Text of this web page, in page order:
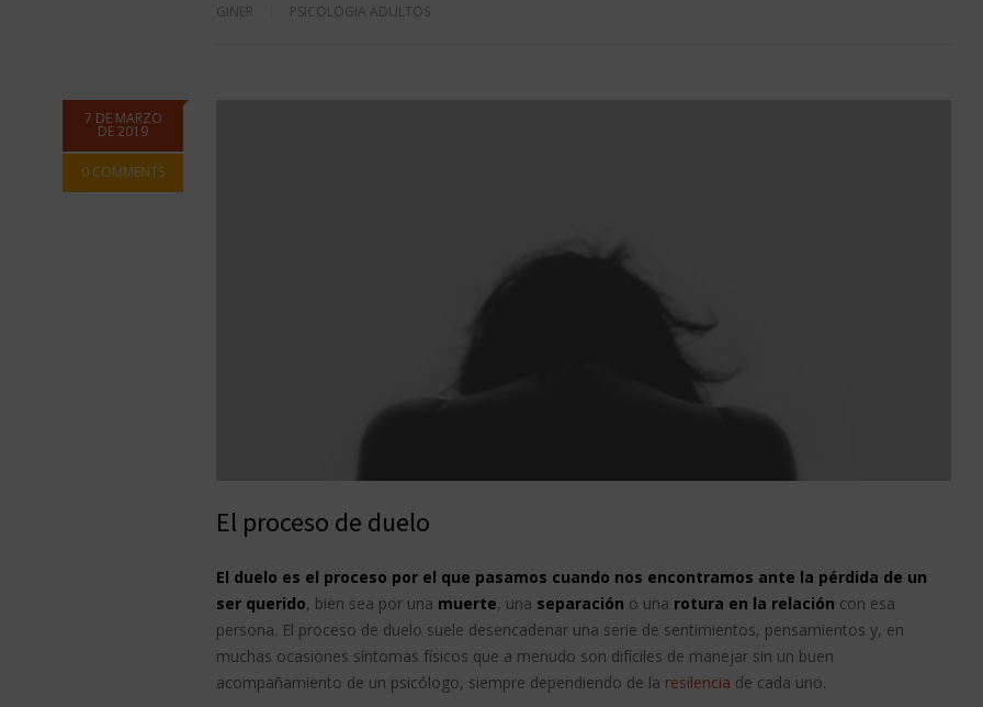
GINER PSICOLOGIA ADULTOS
7 DE MARZO
DE 2019
0 COMMENTS
El proceso de duelo
El duelo es el proceso por el que pasamos cuando nos encontramos ante la pérdida de un
ser querido, bien sea por una muerte, una separación o una rotura en la relación con esa
persona. El proceso de duelo suele desencadenar una serie de sentimientos, pensamientos y, en
muchas ocasiones síntomas físicos que a menudo son difíciles de manejar sin un buen
acompañamiento de un psicólogo, siempre dependiendo de la resilencia de cada uno.